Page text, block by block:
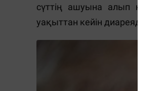
сүттің ашуына алып
уақыттан кейін диареядан,